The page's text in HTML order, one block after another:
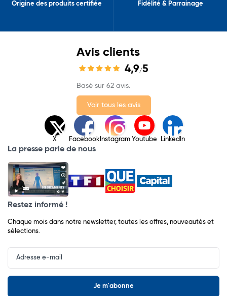
Origine des produits certifiée Fidélité & Parrainage
Avis clients
4,9/5
Basé sur 62 avis.
Voir tous les avis
X Facebook Instagram Youtube LinkedIn
La presse parle de nous
Restez informé !
Chaque mois dans notre newsletter, toutes les offres, nouveautés et
sélections.
Input
Newsletter